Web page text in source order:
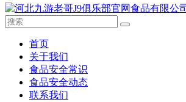
首页
关于我们
食品安全常识
食品安全动态
联系我们